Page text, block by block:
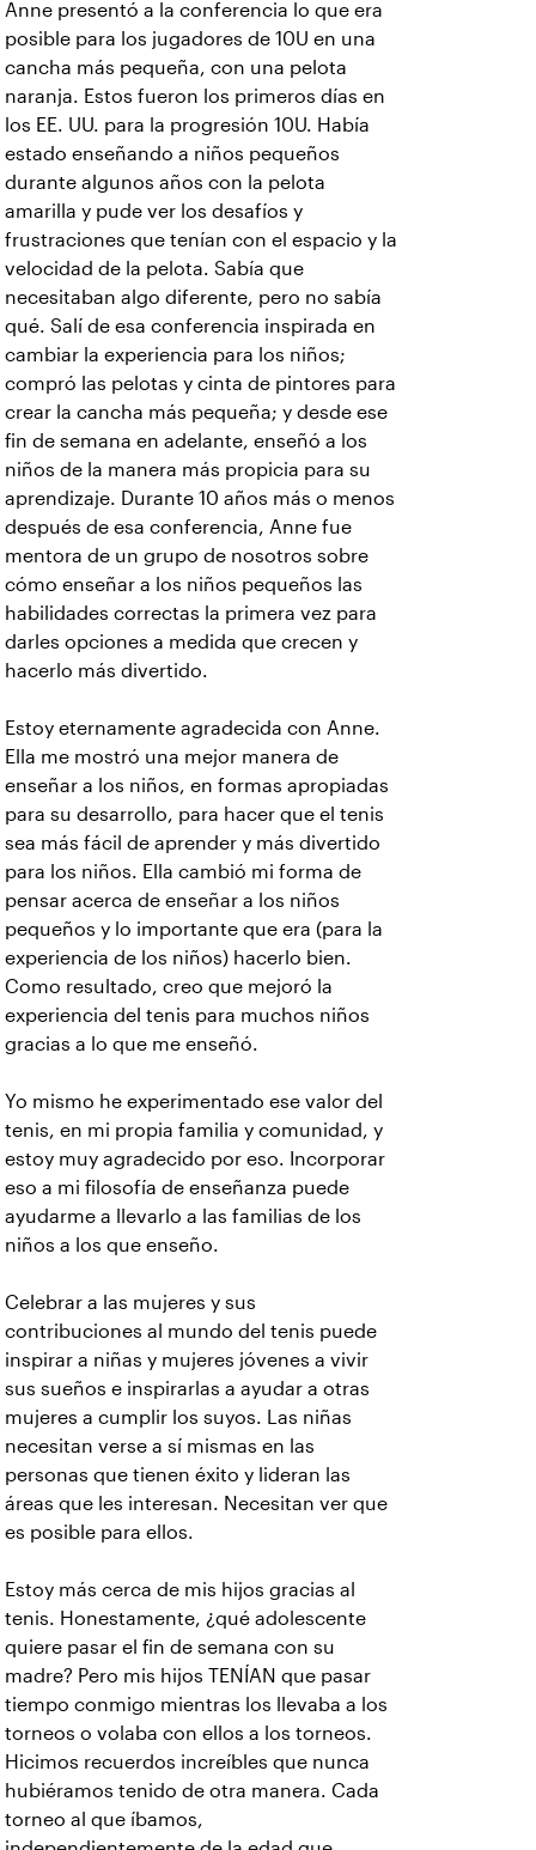
Anne presentó a la conferencia lo que era
posible para los jugadores de 10U en una
cancha más pequeña, con una pelota
naranja. Estos fueron los primeros días en
los EE. UU. para la progresión 10U. Había
estado enseñando a niños pequeños
durante algunos años con la pelota
amarilla y pude ver los desafíos y
frustraciones que tenían con el espacio y la
velocidad de la pelota. Sabía que
necesitaban algo diferente, pero no sabía
qué. Salí de esa conferencia inspirada en
cambiar la experiencia para los niños;
compró las pelotas y cinta de pintores para
crear la cancha más pequeña; y desde ese
fin de semana en adelante, enseñó a los
niños de la manera más propicia para su
aprendizaje. Durante 10 años más o menos
después de esa conferencia, Anne fue
mentora de un grupo de nosotros sobre
cómo enseñar a los niños pequeños las
habilidades correctas la primera vez para
darles opciones a medida que crecen y
hacerlo más divertido.
Estoy eternamente agradecida con Anne.
Ella me mostró una mejor manera de
enseñar a los niños, en formas apropiadas
para su desarrollo, para hacer que el tenis
sea más fácil de aprender y más divertido
para los niños. Ella cambió mi forma de
pensar acerca de enseñar a los niños
pequeños y lo importante que era (para la
experiencia de los niños) hacerlo bien.
Como resultado, creo que mejoró la
experiencia del tenis para muchos niños
gracias a lo que me enseñó.
Yo mismo he experimentado ese valor del
tenis, en mi propia familia y comunidad, y
estoy muy agradecido por eso. Incorporar
eso a mi filosofía de enseñanza puede
ayudarme a llevarlo a las familias de los
niños a los que enseño.
Celebrar a las mujeres y sus
contribuciones al mundo del tenis puede
inspirar a niñas y mujeres jóvenes a vivir
sus sueños e inspirarlas a ayudar a otras
mujeres a cumplir los suyos. Las niñas
necesitan verse a sí mismas en las
personas que tienen éxito y lideran las
áreas que les interesan. Necesitan ver que
es posible para ellos.
Estoy más cerca de mis hijos gracias al
tenis. Honestamente, ¿qué adolescente
quiere pasar el fin de semana con su
madre? Pero mis hijos TENÍAN que pasar
tiempo conmigo mientras los llevaba a los
torneos o volaba con ellos a los torneos.
Hicimos recuerdos increíbles que nunca
hubiéramos tenido de otra manera. Cada
torneo al que íbamos,